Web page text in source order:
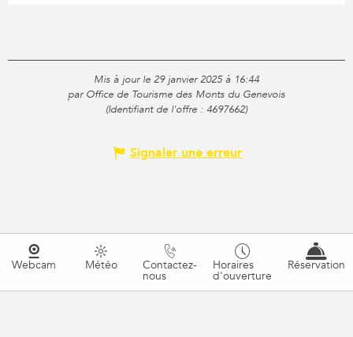
Mis à jour le 29 janvier 2025 à 16:44
par Office de Tourisme des Monts du Genevois
(Identifiant de l'offre : 4697662)
Signaler une erreur
Webcam Météo Contactez-
nous
Horaires
d'ouverture
Réservation